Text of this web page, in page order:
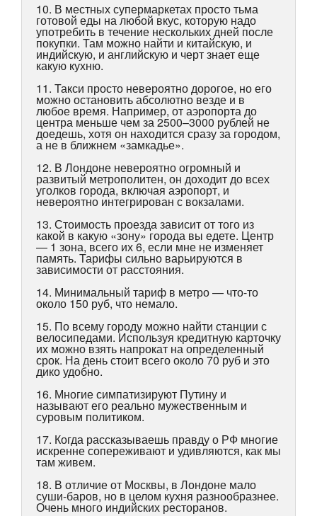
10. В местных супермаркетах просто тьма
готовой еды на любой вкус, которую надо
употребить в течение нескольких дней после
покупки. Там можно найти и китайскую, и
индийскую, и английскую и черт знает еще
какую кухню.
11. Такси просто невероятно дорогое, но его
можно остановить абсолютно везде и в
любое время. Например, от аэропорта до
центра меньше чем за 2500–3000 рублей не
доедешь, хотя он находится сразу за городом,
а не в ближнем «замкадье».
12. В Лондоне невероятно огромный и
развитый метрополитен, он доходит до всех
уголков города, включая аэропорт, и
невероятно интегрирован с вокзалами.
13. Стоимость проезда зависит от того из
какой в какую «зону» города вы едете. Центр
— 1 зона, всего их 6, если мне не изменяет
память. Тарифы сильно варьируются в
зависимости от расстояния.
14. Минимальный тариф в метро — что-то
около 150 руб, что немало.
15. По всему городу можно найти станции с
велосипедами. Используя кредитную карточку
их можно взять напрокат на определенный
срок. На день стоит всего около 70 руб и это
дико удобно.
16. Многие симпатизируют Путину и
называют его реально мужественным и
суровым политиком.
17. Когда рассказываешь правду о РФ многие
искренне сопереживают и удивляются, как мы
там живем.
18. В отличие от Москвы, в Лондоне мало
суши-баров, но в целом кухня разнообразнее.
Очень много индийских ресторанов.